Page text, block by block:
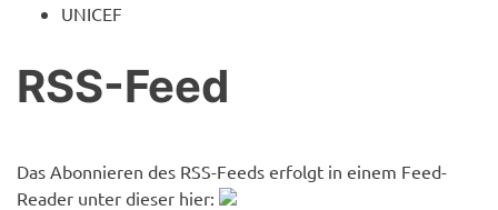
UNICEF
RSS-Feed
Das Abonnieren des RSS-Feeds erfolgt in einem Feed-
Reader unter dieser hier: